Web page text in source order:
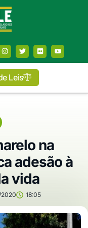
Leis
na
adesão à
vida
18:05